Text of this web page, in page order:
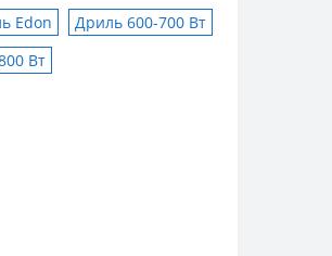
Edon
Дриль 600-700 Вт
Вт